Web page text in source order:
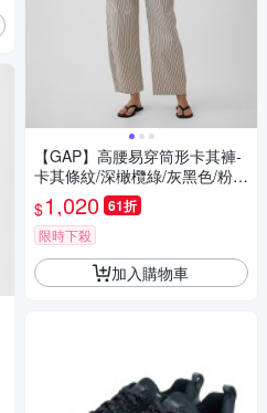
【GAP】高腰易穿筒形卡其褲-
卡其條紋/深橄欖綠/灰黑色/粉色
(874425)
$1,020 61折
限時下殺
加入購物車